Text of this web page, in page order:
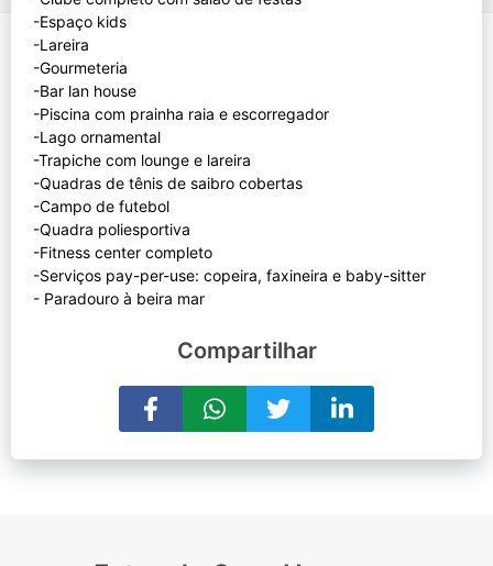
-Espaço kids
-Lareira
-Gourmeteria
-Bar lan house
-Piscina com prainha raia e escorregador
-Lago ornamental
-Trapiche com lounge e lareira
-Quadras de tênis de saibro cobertas
-Campo de futebol
-Quadra poliesportiva
-Fitness center completo
-Serviços pay-per-use: copeira, faxineira e baby-sitter
Compartilhar